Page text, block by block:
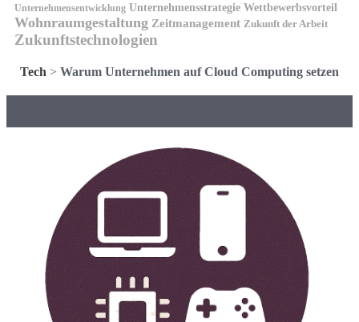
Unternehmensentwicklung Unternehmensstrategie Wettbewerbsvorteil
Wohnraumgestaltung Zeitmanagement Zukunft der Arbeit
Zukunftstechnologien
Tech > Warum Unternehmen auf Cloud Computing setzen